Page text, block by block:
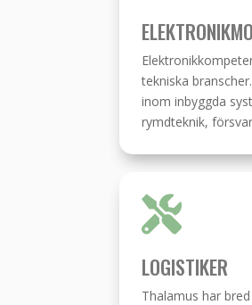
tekniska
inom inbyggda
rymdteknik,

LOGISTIKER
Thalamus har